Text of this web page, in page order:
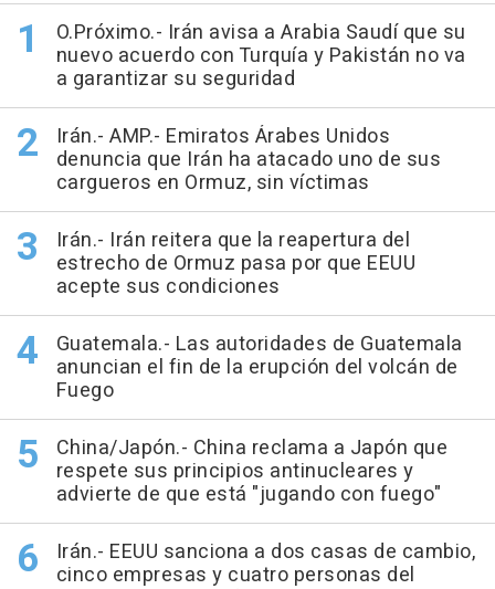
O.Próximo.- Irán avisa a Arabia Saudí que su
nuevo acuerdo con Turquía y Pakistán no va
a garantizar su seguridad
Irán.- AMP.- Emiratos Árabes Unidos
denuncia que Irán ha atacado uno de sus
cargueros en Ormuz, sin víctimas
Irán.- Irán reitera que la reapertura del
estrecho de Ormuz pasa por que EEUU
acepte sus condiciones
Guatemala.- Las autoridades de Guatemala
anuncian el fin de la erupción del volcán de
Fuego
China/Japón.- China reclama a Japón que
respete sus principios antinucleares y
advierte de que está "jugando con fuego"
Irán.- EEUU sanciona a dos casas de cambio,
cinco empresas y cuatro personas del